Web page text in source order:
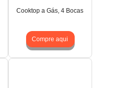
Cooktop a Gás, 4 Bocas
Compre aqui